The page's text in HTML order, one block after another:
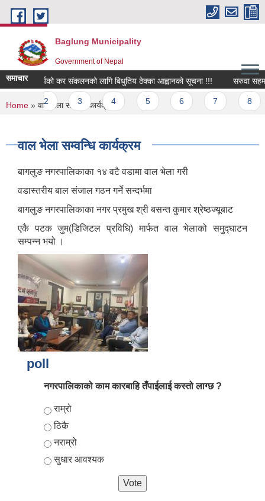
Skip to main content
Baglung Municipality
Government of Nepal
समाचार
बिभिन्न कार्यको कर संकलनको लागि बिधुतिय ठेक्का आह्वानको सूचना !!! सरुवा
Pages
1 2 3
You are here
Home » वाल भेला सम्वन्धि कार्यक्रम
वाल भेला सम्वन्धि कार्यक्रम
बागलुङ नगरपालिकाका १४ वटै वडामा वाल भेला गरी
वडास्तरीय बाल संजाल गठन गर्ने सन्दर्भमा
बागलुङ नगरपालिकाका नगर प्रमुख श्री बसन्त कुमार श्रेष्ठज्यूबाट
एकै पटक जुम(डिजिटल प्रविधि) मार्फत वाल भेलाको समुद्घाटन
सम्पन्न भयो ।
poll
नगरपालिकाको काम कारबाहि तँपाईलाई कस्तो लाग्छ ?
Choices
राम्रो
ठिकै
नराम्रो
सुधार आवश्यक